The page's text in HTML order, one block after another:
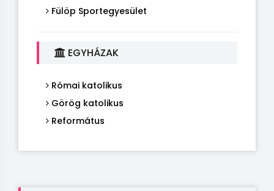
Fülöp Sportegyesület
EGYHÁZAK
Római katolikus
Görög katolikus
Református